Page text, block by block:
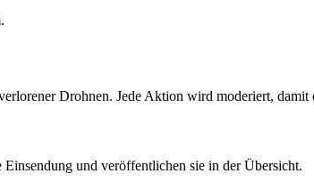
Drohnen. Jede Aktion wird moderiert,
und veröffentlichen sie in der Übersicht.